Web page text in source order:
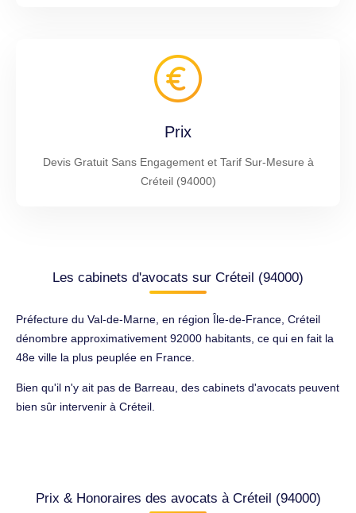
Prix
Devis Gratuit Sans Engagement et Tarif Sur-Mesure à
Créteil (94000)
Les cabinets d'avocats sur Créteil (94000)
Préfecture du Val-de-Marne, en région Île-de-France, Créteil
dénombre approximativement 92000 habitants, ce qui en fait la
48e ville la plus peuplée en France.
Bien qu'il n'y ait pas de Barreau, des cabinets d'avocats peuvent
bien sûr intervenir à Créteil.
Prix & Honoraires des avocats à Créteil (94000)